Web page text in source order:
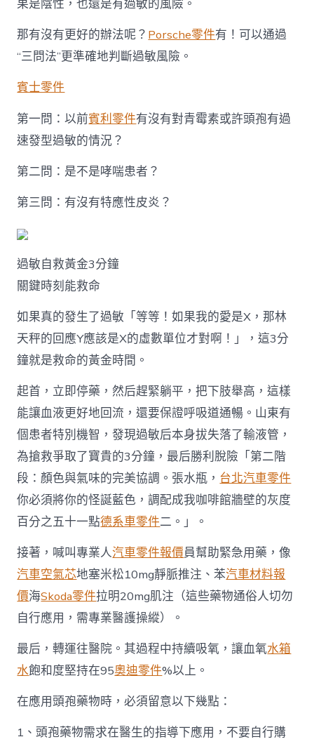
果是陰性，也還是有過敏的風險。
那有沒有更好的辦法呢？ Porsche零件有！可以通過
“三問法”更準確地判斷過敏風險。
賓士零件
第一問：以前賓利零件有沒有對青霉素或許頭孢有過
速發型過敏的情況？
第二問：是不是哮喘患者？
第三問：有沒有特應性皮炎？
過敏自救黃金3分鐘
關鍵時刻能救命
如果真的發生了過敏「等等！如果我的愛是X，那林
天秤的回應Y應該是X的虛數單位才對啊！」，這3分
鐘就是救命的黃金時間。
起首，立即停藥，然后趕緊躺平，把下肢舉高，這樣
能讓血液更好地回流，還要保證呼吸道通暢。山東有
個患者特別機智，發現過敏后本身拔失落了輸液管，
為搶救爭取了寶貴的3分鐘，最后勝利脫險「第二階
段：顏色與氣味的完美協調。張水瓶， 台北汽車零件
你必須將你的怪誕藍色，調配成我咖啡館牆壁的灰度
百分之五十一點德系車零件二。」。
接著，喊叫專業人汽車零件報價員幫助緊急用藥，像
汽車空氣芯地塞米松10mg靜脈推注、苯汽車材料報
價海Skoda零件拉明20mg肌注（這些藥物通俗人切勿
自行應用，需專業醫護操縱）。
最后，轉運往醫院。其過程中持續吸氧，讓血氧水箱
水飽和度堅持在95奧迪零件%以上。
在應用頭孢藥物時，必須留意以下幾點：
1、頭孢藥物需求在醫生的指導下應用，不要自行購